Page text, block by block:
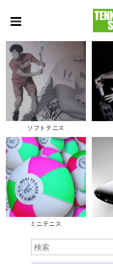
ソフトテニス
ミニテニス